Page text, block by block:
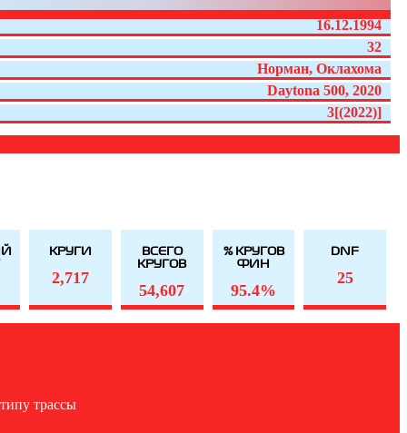
16.12.1994
32
Норман, Оклахома
Daytona 500, 2020
3[(2022)]
КРУГИ
2,717
ВСЕГО
КРУГОВ
54,607
% КРУГОВ
ФИН
95.4%
DNF
25
трассы